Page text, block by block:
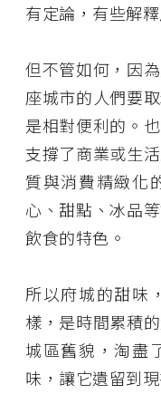
有定論，有些解
但不管如何，因
座城市的人們要
是相對便利的。
支撐了商業或生
質與消費精緻化
心、甜點、冰品
飲食的特色。
所以府城的甜味
樣，是時間累積
城區舊貌，淘盡
味，讓它遺留到